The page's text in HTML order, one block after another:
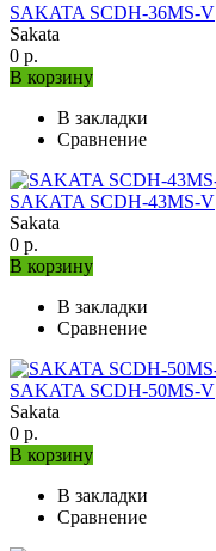
SAKATA SCDH-36MS-V
Sakata
0 р.
В корзину
В закладки
Сравнение
SAKATA SCDH-43MS-V
Sakata
0 р.
В корзину
В закладки
Сравнение
SAKATA SCDH-50MS-V
Sakata
0 р.
В корзину
В закладки
Сравнение